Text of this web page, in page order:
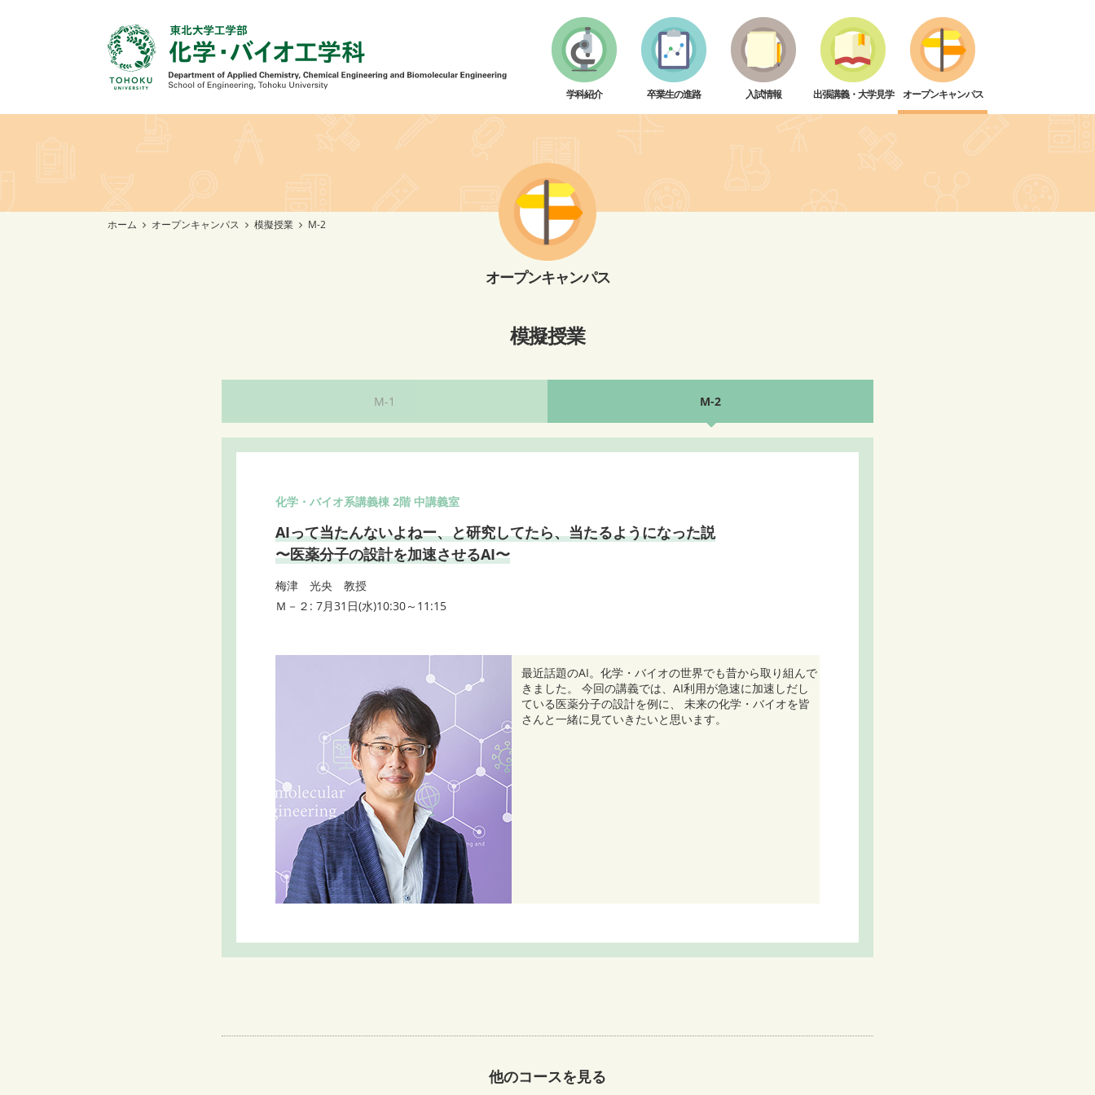
学科紹介 卒業生の進路 入試情報 出張講義・大学見学 オープンキャンパス
ホーム オープンキャンパス 模擬授業 M-2
オープンキャンパス
模擬授業
M-1 M-2
化学・バイオ系講義棟 2階 中講義室
AIって当たんないよねー、と研究してたら、当たるようになった説
〜医薬分子の設計を加速させるAI〜
梅津 光央 教授
Ｍ－２: 7月31日(水)10:30～11:15
最近話題のAI。化学・バイオの世界でも昔から取り組んで
きました。 今回の講義では、AI利用が急速に加速しだし
ている医薬分子の設計を例に、 未来の化学・バイオを皆
さんと一緒に見ていきたいと思います。
他のコースを見る